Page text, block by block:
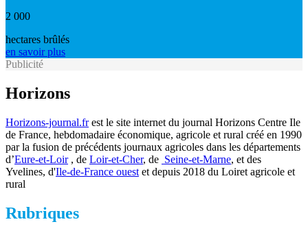
2 000
hectares brûlés
en savoir plus
Publicité
Horizons
Horizons-journal.frest le site internet du journal Horizons Centre Ile
de France, hebdomadaire économique, agricole et rural créé en 1990
par la fusion de précédents journaux agricoles dans les départements
d’Eure-et-Loir, de Loir-et-Cher, de Seine-et-Marne, et des
Yvelines, d'Ile-de-France ouest et depuis 2018 du Loiret agricole et
rural
Rubriques